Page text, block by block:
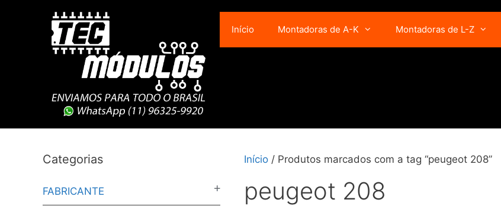
Início Montadoras de A-K Montadoras de L-Z
Início / Produtos marcados com a tag “peugeot 208”
peugeot 208
Categorias
FABRICANTE